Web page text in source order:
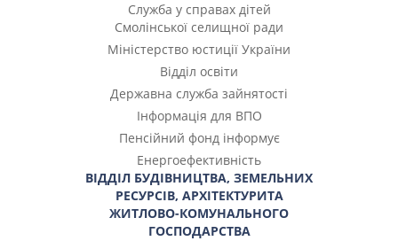
Служба у справах дітей
Смолінської селищної ради
Міністерство юстиції України
Відділ освіти
Державна служба зайнятості
Інформація для ВПО
Пенсійний фонд інформує
Енергоефективність
ВІДДІЛ БУДІВНИЦТВА, ЗЕМЕЛЬНИХ
РЕСУРСІВ, АРХІТЕКТУРИТА
ЖИТЛОВО-КОМУНАЛЬНОГО
ГОСПОДАРСТВА